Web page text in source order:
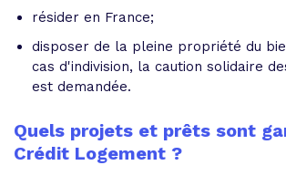
résider en France;
disposer de la pleine propriété du
cas d'indivision, la caution solidaire
est demandée.
Quels projets et prêts sont
Crédit Logement ?